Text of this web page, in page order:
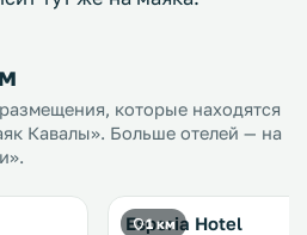
которые находятся
Кавалы». Больше отелей — на
1 км
Esperia Hotel